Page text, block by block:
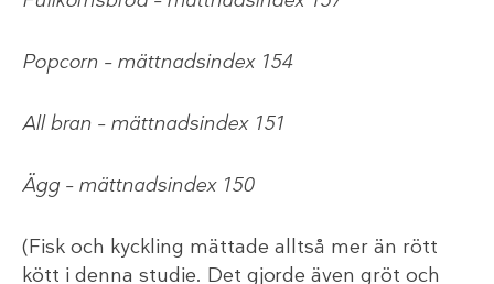
Popcorn – mättnadsindex 154
All bran – mättnadsindex 151
Ägg – mättnadsindex 150
(Fisk och kyckling mättade alltså mer än rött
kött i denna studie. Det gjorde även gröt och